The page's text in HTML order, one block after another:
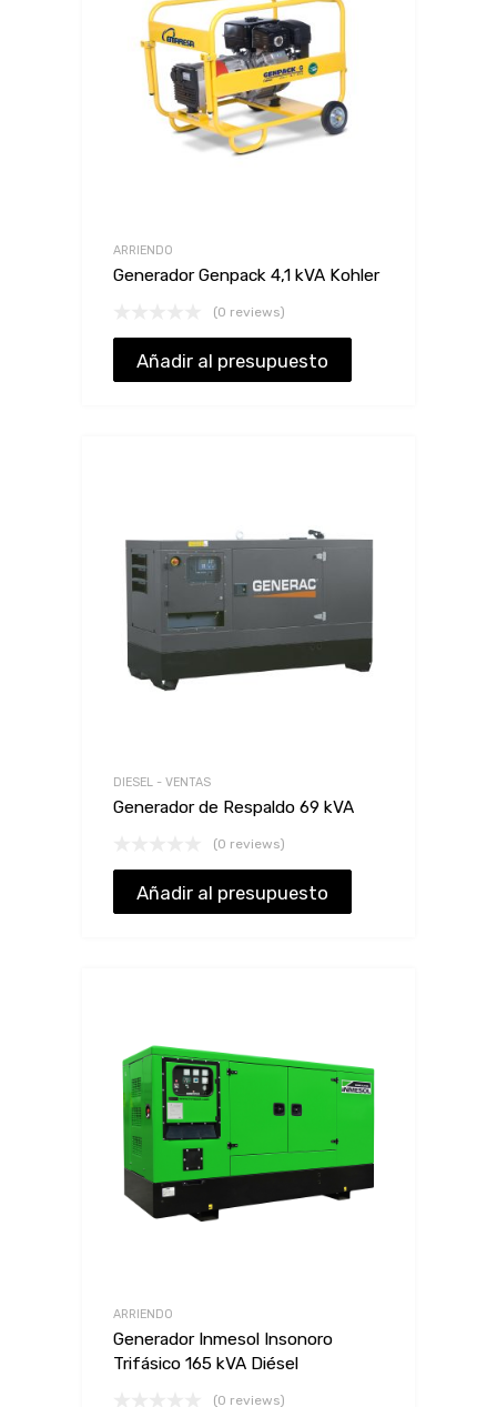
ARRIENDO
Generador Genpack 4,1 kVA Kohler
(0 reviews)
Añadir al presupuesto
DIESEL - VENTAS
Generador de Respaldo 69 kVA
(0 reviews)
Añadir al presupuesto
ARRIENDO
Generador Inmesol Insonoro
Trifásico 165 kVA Diésel
(0 reviews)